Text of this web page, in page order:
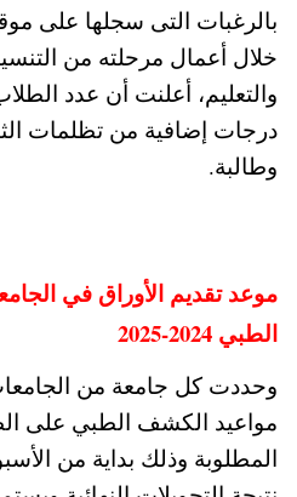
بالرغبات التى سجلها على
خلال أعمال مرحلته من
والتعليم، أعلنت أن عدد
وطالبة.
موعد تقديم الأوراق في
الطبي 2024-2025
وحددت كل جامعة من
مواعيد الكشف الطبي على
المطلوبة وذلك بداية من